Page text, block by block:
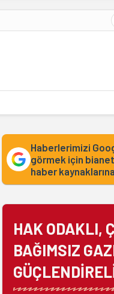
Haberlerimizi
görmek için
haber
HAK ODAKLI,
BAĞIMSIZ